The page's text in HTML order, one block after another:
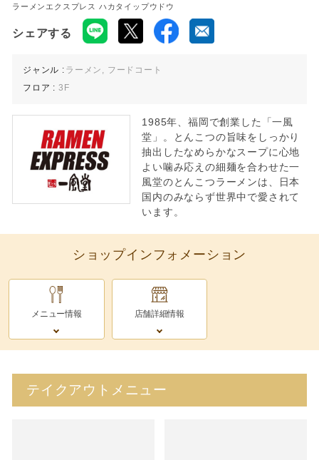
ラーメンエクスプレス ハカタイップウドウ
シェアする
ジャンル : ラーメン, フードコート
フロア : 3F
1985年、福岡で創業した「一風
堂」。とんこつの旨味をしっかり
抽出したなめらかなスープに心地
よい噛み応えの細麺を合わせた一
風堂のとんこつラーメンは、日本
国内のみならず世界中で愛されて
います。
ショップインフォメーション
メニュー情報 店舗詳細情報
テイクアウトメニュー